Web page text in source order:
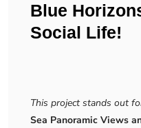
Blue
Social Life!
This project stands out
Sea Panoramic Views